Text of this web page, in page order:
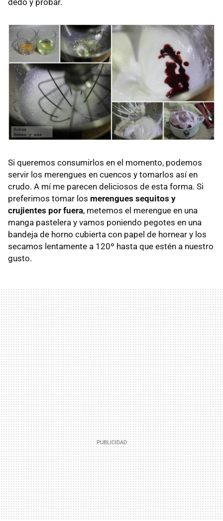
Si queremos consumirlos en el momento, podemos
servir los merengues en cuencos y tomarlos así en
crudo. A mí me parecen deliciosos de esta forma. Si
preferimos tomar los merengues sequitos y
crujientes por fuera, metemos el merengue en una
manga pastelera y vamos poniendo pegotes en una
bandeja de horno cubierta con papel de hornear y los
secamos lentamente a 120º hasta que estén a nuestro
gusto.